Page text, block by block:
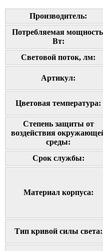
Производитель:
Потребляемая
Вт:
Cветовой поток, лм:
Артикул:
Цветовая температура:
Степень защиты от
воздействия
среды:
Срок службы:
Материал корпуса:
Тип кривой силы света: